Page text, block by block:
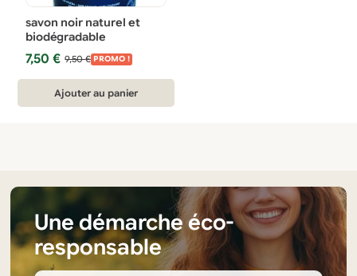
savon noir naturel et
biodégradable
9,50€
Le
initial
était :
7,50€
Le
actuel
est :
PROMO !
Ajouter au panier
Une démarche éco-
responsable